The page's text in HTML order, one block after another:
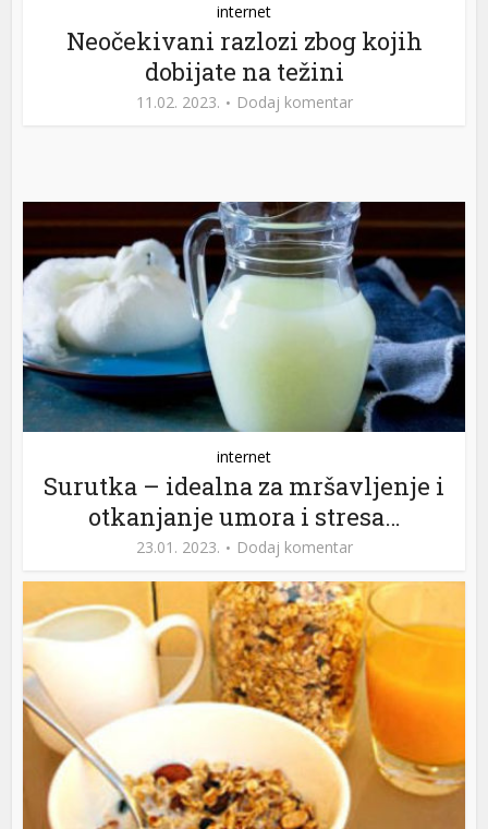
internet
Neočekivani razlozi zbog kojih
dobijate na težini
11.02. 2023. Dodaj komentar
internet
Surutka – idealna za mršavljenje i
otkanjanje umora i stresa…
23.01. 2023. Dodaj komentar